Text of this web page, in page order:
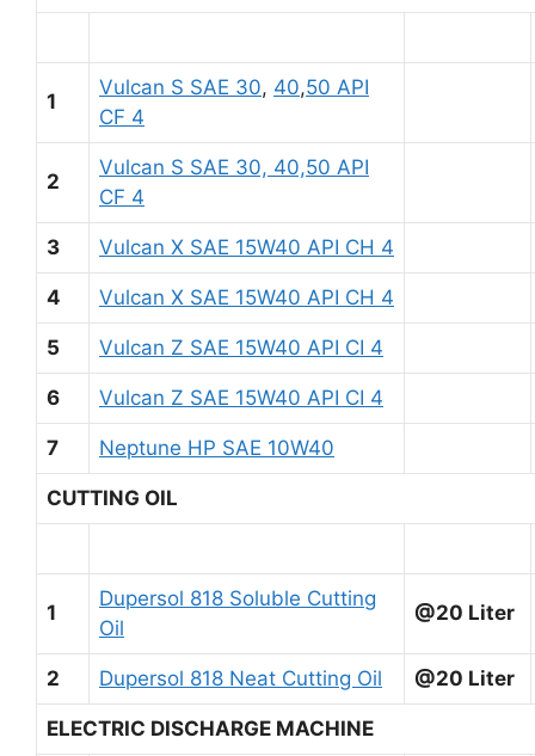
1
Vulcan S SAE 30, 40,50 API
CF 4
2
Vulcan S SAE 30, 40,50 API
CF 4
3 Vulcan X SAE 15W40 API CH 4
4 Vulcan X SAE 15W40 API CH 4
5 Vulcan Z SAE 15W40 API CI 4
6 Vulcan Z SAE 15W40 API CI 4
7 Neptune HP SAE 10W40
CUTTING OIL
1
Dupersol 818 Soluble Cutting
Oil
@20 Liter
2 Dupersol 818 Neat Cutting Oil @20 Liter
ELECTRIC DISCHARGE MACHINE